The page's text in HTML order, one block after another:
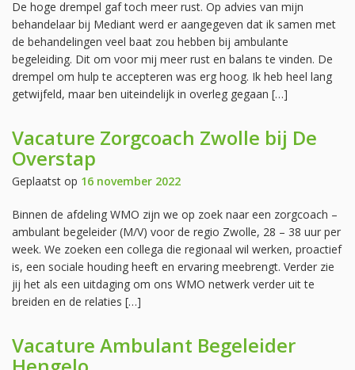
De hoge drempel gaf toch meer rust. Op advies van mijn
behandelaar bij Mediant werd er aangegeven dat ik samen met
de behandelingen veel baat zou hebben bij ambulante
begeleiding. Dit om voor mij meer rust en balans te vinden. De
drempel om hulp te accepteren was erg hoog. Ik heb heel lang
getwijfeld, maar ben uiteindelijk in overleg gegaan […]
Vacature Zorgcoach Zwolle bij De
Overstap
Geplaatst op 16 november 2022
Binnen de afdeling WMO zijn we op zoek naar een zorgcoach –
ambulant begeleider (M/V) voor de regio Zwolle, 28 – 38 uur per
week. We zoeken een collega die regionaal wil werken, proactief
is, een sociale houding heeft en ervaring meebrengt. Verder zie
jij het als een uitdaging om ons WMO netwerk verder uit te
breiden en de relaties […]
Vacature Ambulant Begeleider